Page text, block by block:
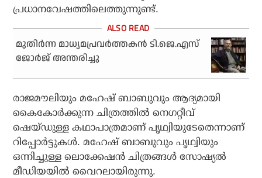
പ്രധാനവേഷത്തിലെത്തുന്നുണ്ട്.
മുതിര്‍ന്ന മാധ്യമപ്രവര്‍ത്തകന്‍ ടി.ജെ.എസ്
ജോര്‍ജ് അന്തരിച്ചു
രാജമൗലിയും മഹേഷ് ബാബുവും ആദ്യമായി
കൈകോര്‍ക്കുന്ന ചിത്രത്തില്‍ നെഗറ്റീവ്
ഷെയ്ഡുള്ള കഥാപാത്രമാണ് പൃഥ്വിയുടേതെന്നാണ്
റിപ്പോര്‍ട്ടുകള്‍. മഹേഷ് ബാബുവും പൃഥ്വിയും
ഒന്നിച്ചുള്ള ലൊക്കേഷന്‍ ചിത്രങ്ങള്‍ സോഷ്യല്‍
മീഡിയയില്‍ വൈറലായിരുന്നു.